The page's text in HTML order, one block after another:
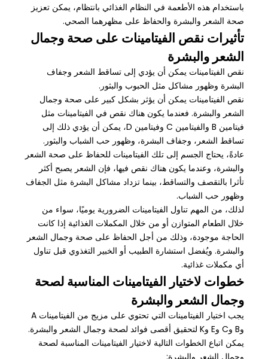
باستخدام هذه الأطعمة في النظام الغذائي بانتظام، يمكن تعزيز
صحة الشعر والبشرة والحفاظ على مظهرهما الصحي.
تأثيرات نقص الفيتامينات على صحة وجمال
الشعر والبشرة
نقص الفيتامينات يمكن أن يؤدي إلى تساقط الشعر وجفاف
البشرة وظهور مشاكل مثل الحبوب والبثور.
نقص الفيتامينات يمكن أن يؤثر بشكل كبير على صحة وجمال
الشعر والبشرة. فعندما يكون هناك نقص في الفيتامينات مثل
فيتامين B والفيتامين C وفيتامين D، يمكن أن يؤدي ذلك إلى
تساقط الشعر، وجفاف البشرة، وظهور حب الشباب والبثور.
عادةً، يحتاج الجسم إلى تلك الفيتامينات للحفاظ على صحة الشعر
والبشرة، وعندما يكون هناك نقص فيها، فإن الشعر يصبح أكثر
تأثرا بالتقصف والتساقط، بينما تزداد مشاكل البشرة مثل الجفاف
وظهور حب الشباب.
لذلك، من المهم تناول الفيتامينات الضرورية يوميًا، سواء من
خلال الطعام المتوازن أو من خلال المكملات الغذائية إذا كانت
الحاجة موجودة، وذلك من أجل الحفاظ على صحة وجمال الشعر
والبشرة. ويُفضل استشارة الطبيب أو الخبير التغذوي قبل تناول
أي مكملات غذائية.
خطوات لاختيار الفيتامينات المناسبة لصحة
وجمال الشعر والبشرة
يجب اختيار الفيتامينات التي تحتوي على مزيج من الفيتامينات A
وB وC وE وK لتحقيق أقصى فوائد لصحة وجمال الشعر والبشرة.
يمكن اتباع الخطوات التالية لاختيار الفيتامينات المناسبة لصحة
وجمال الشعر والبشرة: